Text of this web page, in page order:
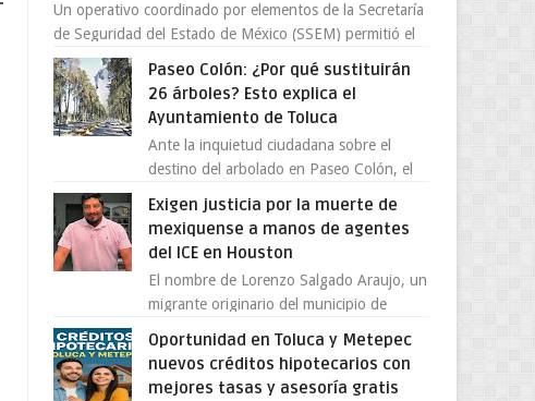
Un operativo coordinado por elementos de la Secretaría
de Seguridad del Estado de México (SSEM) permitió el
aseguramiento de un vehículo vin...
Paseo Colón: ¿Por qué sustituirán
26 árboles? Esto explica el
Ayuntamiento de Toluca
Ante la inquietud ciudadana sobre el
destino del arbolado en Paseo Colón, el
solo 26 ejemplares será...
Exigen justicia por la muerte de
mexiquense a manos de agentes
del ICE en Houston
El nombre de Lorenzo Salgado Araujo, un
migrante originario del municipio de
convertido en el centro de un...
Oportunidad en Toluca y Metepec
nuevos créditos hipotecarios con
mejores tasas y asesoría gratis